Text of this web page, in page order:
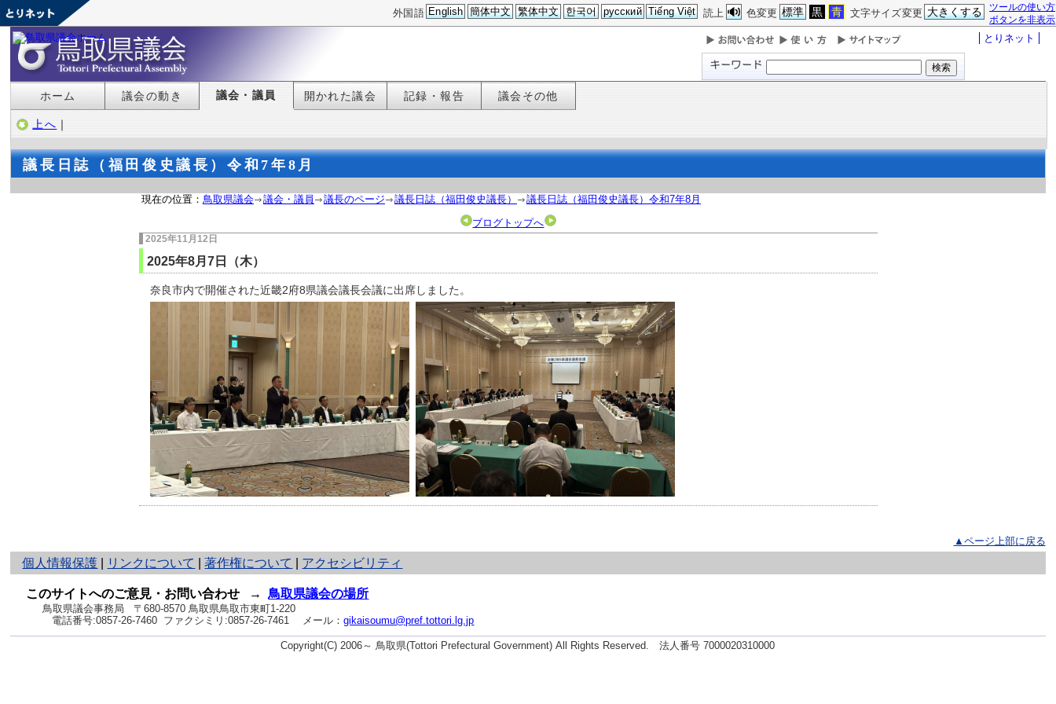
ツールの使い方
ボタンを非表示
文字サイズ変更 大きくする
色変更 標準 黒 青
読上
外国語 English 簡体中文 繁体中文 한국어 русский Tiếng Việt
とりネット
ホーム 議会の動き 議会・議員 開かれた議会 記録・報告 議会その他
上へ ｜
議長日誌（福田俊史議長）令和7年8月
現在の位置： 鳥取県議会 議会・議員 議長のページ 議長日誌（福田俊史議長）
議長日誌（福田俊史議長）令和7年8月
ブログトップへ
2025年11月12日
2025年8月7日（木）
奈良市内で開催された近畿2府8県議会議長会議に出席しました。
▲ページ上部に戻る
個人情報保護
と
り
ネ
ッ
ト
へ
リンクについて |著作権について アクセシビリティ
このサイトへのご意見・お問い合わせ →鳥取県議会の場所
鳥取県議会事務局
〒680-8570 鳥取県鳥取市東町1-220
電話番号:0857-26-7460 ファクシミリ:0857-26-7461 メール：gikaisoumu@pref.tottori.lg.jp
Copyright(C) 2006～ 鳥取県(Tottori Prefectural Government) All Rights Reserved. 法人番号 7000020310000